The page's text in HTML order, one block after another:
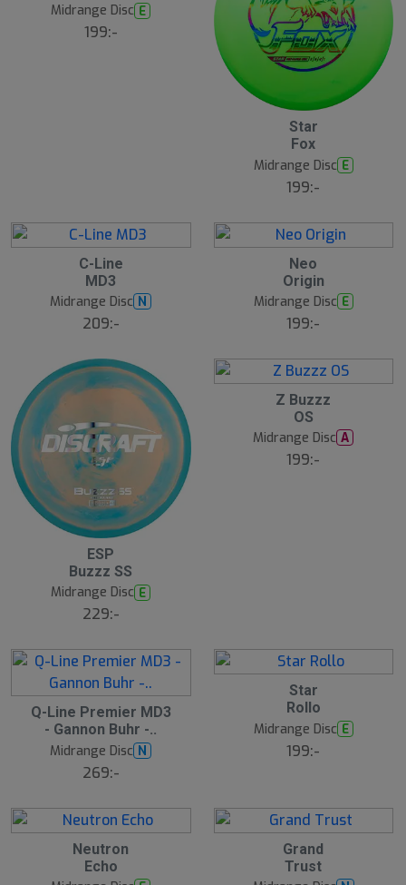
Midrange Disc E
199:-
Star
Fox
Midrange Disc E
199:-
C-Line
MD3
Midrange Disc N
209:-
Neo
Origin
Midrange Disc E
199:-
ESP
Buzzz SS
Midrange Disc E
229:-
Z Buzzz
OS
Midrange Disc A
199:-
Q-Line Premier MD3
- Gannon Buhr -..
Midrange Disc N
269:-
Star
Rollo
Midrange Disc E
199:-
Neutron
Echo
Grand
Trust